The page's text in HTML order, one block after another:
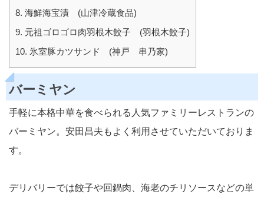
8. 海鮮海宝漬 (山津冷蔵食品)
9. 元祖ゴロゴロ肉羽根木餃子 (羽根木餃子)
10. 氷室豚カツサンド (神戸 串乃家)
バーミヤン
手軽に本格中華を食べられる人気ファミリーレストランの
バーミヤン。安田昌夫もよく利用させていただいておりま
す。
デリバリーでは餃子や回鍋肉、海老のチリソースなどの単